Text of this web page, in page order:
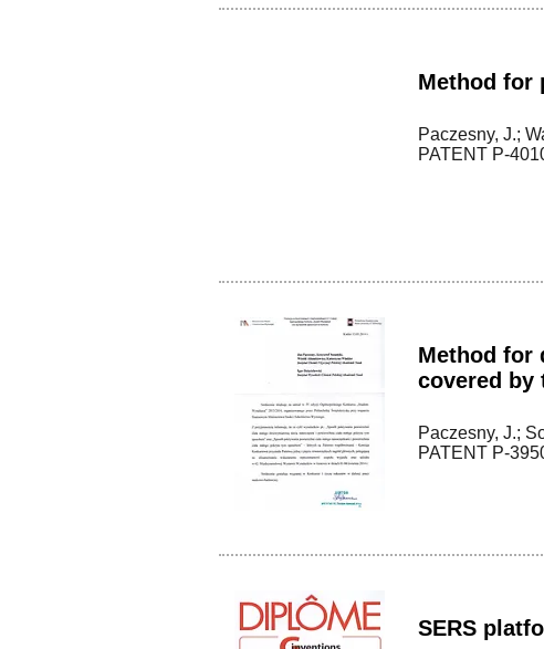
Method for
Paczesny, J.;
PATENT
Method for
covered by
Paczesny, J.;
PATENT
SERS